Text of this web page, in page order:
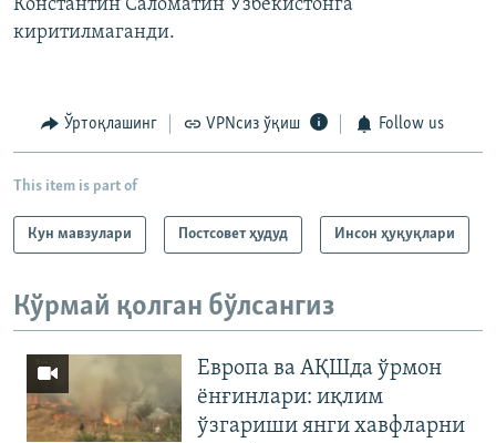
Константин Саломатин Ўзбекистонга
киритилмаганди.
Ўртоқлашинг VPNсиз ўқиш Follow us
This item is part of
Кун мавзулари Постсовет ҳудуд Инсон ҳуқуқлари
Кўрмай қолган бўлсангиз
Европа ва АҚШда ўрмон
ёнғинлари: иқлим
ўзгариши янги хавфларни